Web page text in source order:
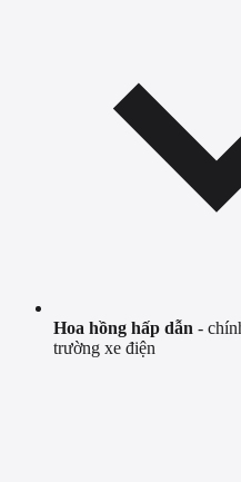
Hoa hồng hấp dẫn -
trường xe điện